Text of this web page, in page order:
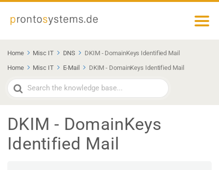
Home Misc IT DNS
DKIM - DomainKeys Identified Mail
Home
Misc IT E-Mail DKIM - DomainKeys Identified Mail
Search
For
DKIM - DomainKeys
Identified Mail